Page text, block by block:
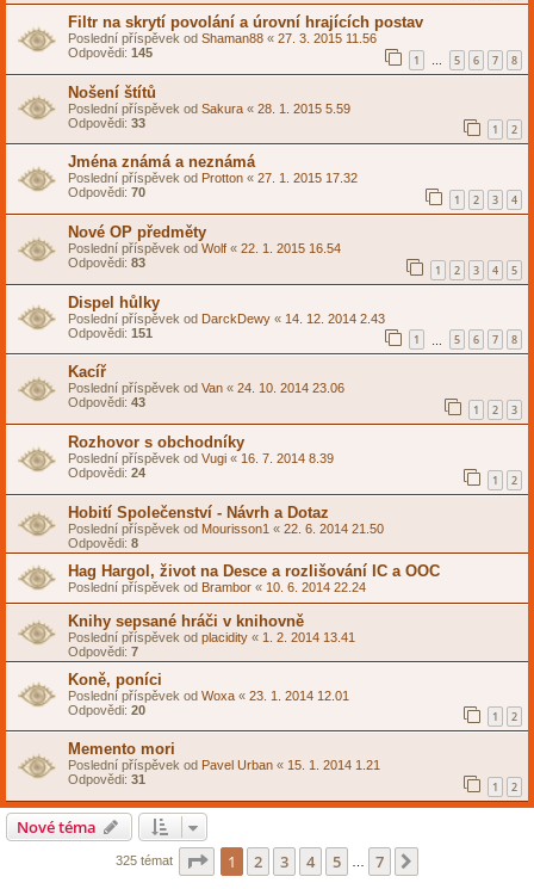
Filtr na skrytí povolání a úrovní hrajících postav
Poslední příspěvek od Shaman88 « 27. 3. 2015 11.56
Odpovědi: 145 1 … 5 6 7 8
Nošení štítů
Poslední příspěvek od Sakura « 28. 1. 2015 5.59
Odpovědi: 33 1 2
Jména známá a neznámá
Poslední příspěvek od Protton « 27. 1. 2015 17.32
Odpovědi: 70 1 2 3 4
Nové OP předměty
Poslední příspěvek od Wolf « 22. 1. 2015 16.54
Odpovědi: 83 1 2 3 4 5
Dispel hůlky
Poslední příspěvek od DarckDewy « 14. 12. 2014 2.43
Odpovědi: 151 1 5 6 7 8
Kacíř
Poslední příspěvek od Van « 24. 10. 2014 23.06
Odpovědi: 43 1 2 3
Rozhovor s obchodníky
Poslední příspěvek od Vugi « 16. 7. 2014 8.39
Odpovědi: 24 1 2
Hobití Společenství - Návrh a Dotaz
Poslední příspěvek od Mourisson1 « 22. 6. 2014 21.50
Odpovědi: 8
Hag Hargol, život na Desce a rozlišování IC a OOC
Poslední příspěvek od Brambor « 10. 6. 2014 22.24
Knihy sepsané hráči v knihovně
Poslední příspěvek od placidity « 1. 2. 2014 13.41
Odpovědi: 7
Koně, poníci
Poslední příspěvek od Woxa « 23. 1. 2014 12.01
Odpovědi: 20 1 2
Memento mori
Poslední příspěvek od Pavel Urban « 15. 1. 2014 1.21
Odpovědi: 31 1 2
Nové téma
325 témat Stránka z
1 2 3 4 5 7